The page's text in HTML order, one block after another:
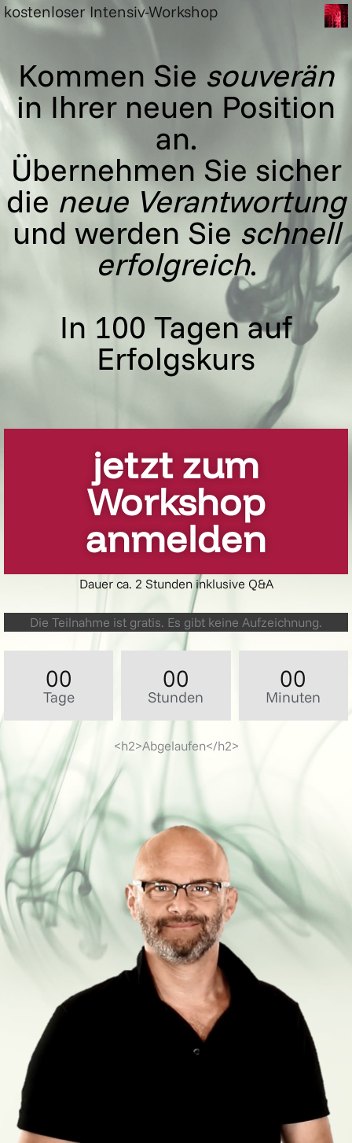
kostenloser Intensiv-Workshop
Kommen Sie souverän
in Ihrer neuen Position
an.
Übernehmen Sie sicher
die neue Verantwortung
und werden Sie schnell
erfolgreich.
In 100 Tagen auf
Erfolgskurs
jetzt zum
Workshop
anmelden
Dauer ca. 2 Stunden inklusive Q&A
Die Teilnahme ist gratis. Es gibt keine Aufzeichnung.
00
Tage
00
Stunden
00
Minuten
<h2>Abgelaufen</h2>